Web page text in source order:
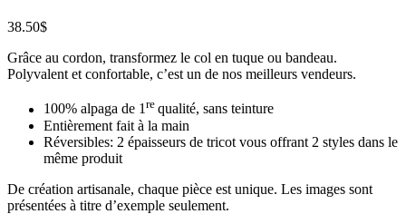
38.50$
Grâce au cordon, transformez le col en tuque ou bandeau.
Polyvalent et confortable, c’est un de nos meilleurs vendeurs.
100% alpaga de 1re qualité, sans teinture
Entièrement fait à la main
Réversibles: 2 épaisseurs de tricot vous offrant 2 styles dans le
même produit
De création artisanale, chaque pièce est unique. Les images sont
présentées à titre d’exemple seulement.